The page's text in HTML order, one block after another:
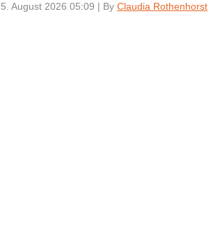
5. August 2026 05:09 | By Claudia Rothenhorst